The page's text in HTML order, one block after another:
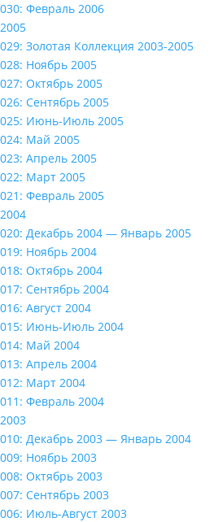
030: Февраль 2006
2005
029: Золотая Коллекция 2003-2005
028: Ноябрь 2005
027: Октябрь 2005
026: Сентябрь 2005
025: Июнь-Июль 2005
024: Май 2005
023: Апрель 2005
022: Март 2005
021: Февраль 2005
2004
020: Декабрь 2004 — Январь 2005
019: Ноябрь 2004
018: Октябрь 2004
017: Сентябрь 2004
016: Август 2004
015: Июнь-Июль 2004
014: Май 2004
013: Апрель 2004
012: Март 2004
011: Февраль 2004
2003
010: Декабрь 2003 — Январь 2004
009: Ноябрь 2003
008: Октябрь 2003
007: Сентябрь 2003
006: Июль-Август 2003